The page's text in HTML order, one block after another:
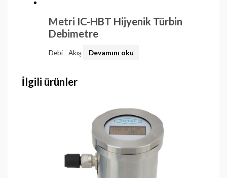
Metri IC-HBT Hijyenik Türbin
Debimetre
Debi - Akış Devamını oku
İlgili ürünler